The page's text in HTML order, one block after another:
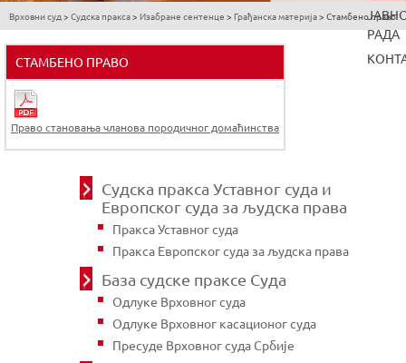
РАДА
You
are
here
Врховни суд > Судска пракса> Изабране сентенце > Грађанска материја> Стамбено право
СТАМБЕНО ПРАВО
Право становања чланова породичног домаћинства
Судска пракса Уставног суда и
Европског суда за људска права
Пракса Уставног суда
Пракса Европског суда за људска права
База судске праксе Суда
Одлуке Врховног суда
Одлуке Врховног касационог суда
Пресуде Врховног суда Србије